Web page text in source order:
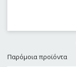
Παρόμοια προϊόντα